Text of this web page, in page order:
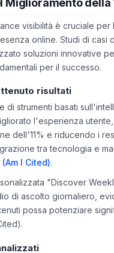
visibilità è cruciale per
online. Studi di casi
soluzioni innovative
risultati
di strumenti basati
l'esperienza utente,
dell'11% e riducendo i
tra tecnologia e
(Am I Cited).
"Discover
di ascolto giornaliero,
possa potenziare